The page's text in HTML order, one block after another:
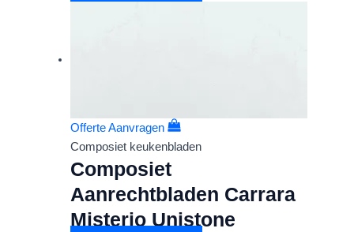
Offerte Aanvragen
Composiet keukenbladen
Composiet
Aanrechtbladen Carrara
Misterio Unistone